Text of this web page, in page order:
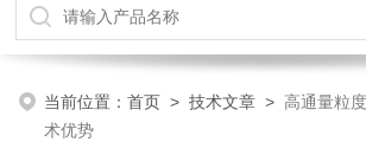
当前位置：首页 >技术文章 > 高通量粒
术优势